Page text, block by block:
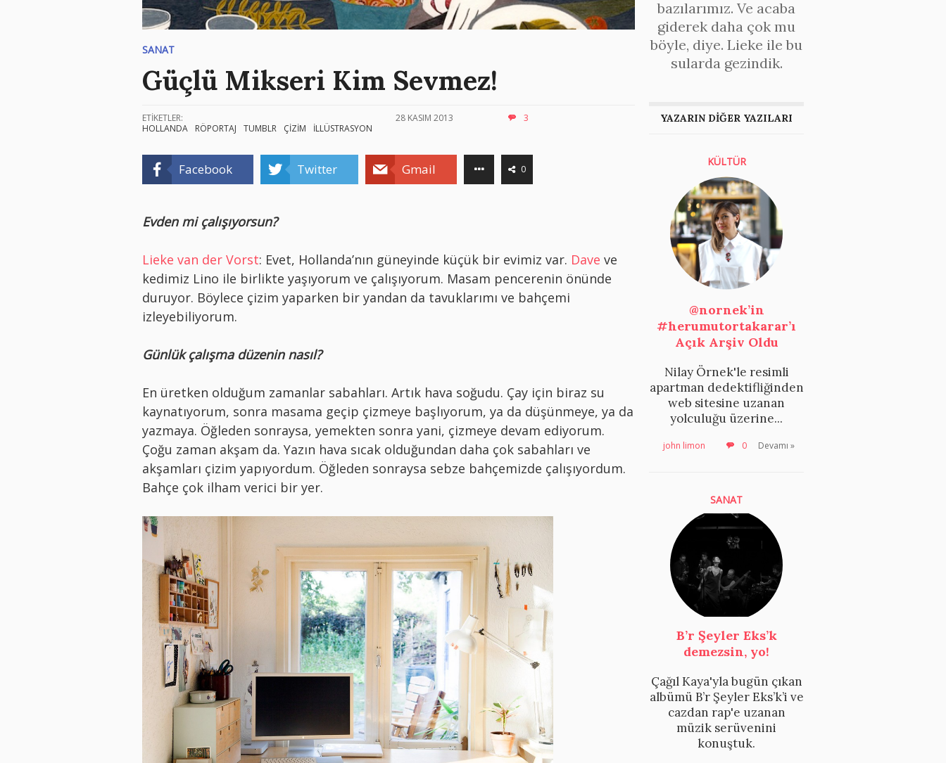
bazılarımız. Ve acaba
giderek daha çok mu
böyle, diye. Lieke ile bu
sularda gezindik.
SANAT
Güçlü Mikseri Kim Sevmez!
ETİKETLER:
HOLLANDA
RÖPORTAJ TUMBLR ÇİZİM İLLÜSTRASYON
28 KASIM 2013 3
Facebook Twitter Gmail 0
Evden mi çalışıyorsun?
Lieke van der Vorst: Evet, Hollanda’nın güneyinde küçük bir evimiz var. Dave ve
kedimiz Lino ile birlikte yaşıyorum ve çalışıyorum. Masam pencerenin önünde
duruyor. Böylece çizim yaparken bir yandan da tavuklarımı ve bahçemi
izleyebiliyorum.
Günlük çalışma düzenin nasıl?
En üretken olduğum zamanlar sabahları. Artık hava soğudu. Çay için biraz su
kaynatıyorum, sonra masama geçip çizmeye başlıyorum, ya da düşünmeye, ya da
yazmaya. Öğleden sonraysa, yemekten sonra yani, çizmeye devam ediyorum.
Çoğu zaman akşam da. Yazın hava sıcak olduğundan daha çok sabahları ve
akşamları çizim yapıyordum. Öğleden sonraysa sebze bahçemizde çalışıyordum.
Bahçe çok ilham verici bir yer.
YAZARIN DİĞER YAZILARI
KÜLTÜR
@nornek’in
#herumutortakarar’ı
Açık Arşiv Oldu
Nilay Örnek'le resimli
apartman dedektifliğinden
web sitesine uzanan
yolculuğu üzerine...
john limon 0 Devamı »
SANAT
B’r Şeyler Eks’k
demezsin, yo!
Çağıl Kaya'yla bugün çıkan
albümü B’r Şeyler Eks’k’i ve
cazdan rap'e uzanan
müzik serüvenini
konuştuk.